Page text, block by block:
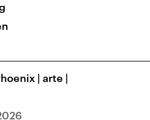
| arte |